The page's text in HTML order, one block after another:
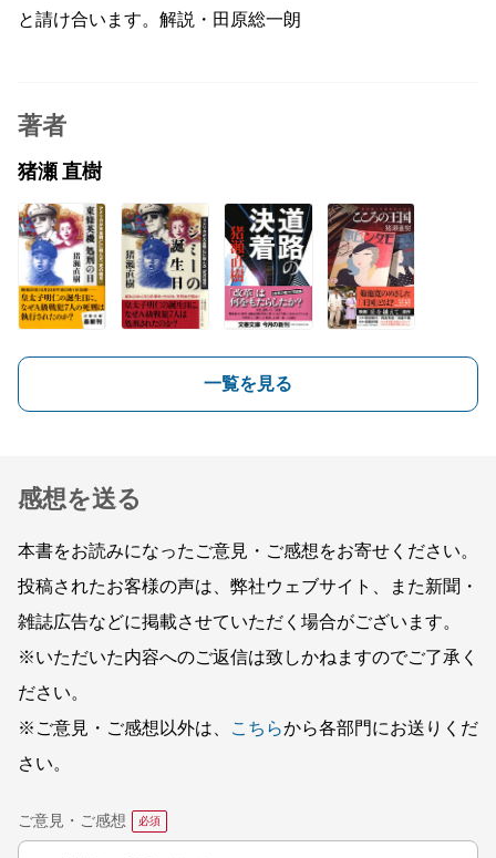
と請け合います。解説・田原総一朗
著者
猪瀬 直樹
一覧を見る
感想を送る
本書をお読みになったご意見・ご感想をお寄せください。
投稿されたお客様の声は、弊社ウェブサイト、また新聞・
雑誌広告などに掲載させていただく場合がございます。
※いただいた内容へのご返信は致しかねますのでご了承く
ださい。
※ご意見・ご感想以外は、
こちらから各部門にお送りくだ
さい。
ご意見・ご感想